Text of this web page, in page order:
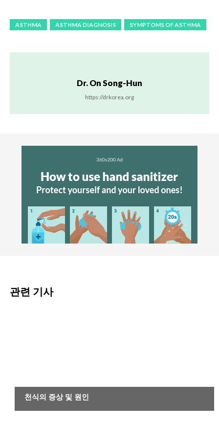
ASTHMA ASTHMA DIAGNOSIS SYMPTOMS OF ASTHMA
Dr. On Song-Hun
https://drkorea.org
관련 기사
천식의 증상 및 원인